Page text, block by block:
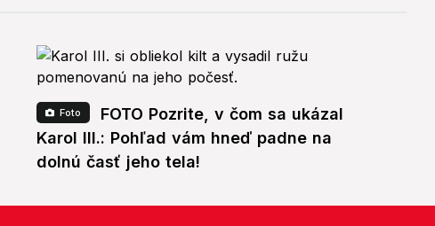
Foto
FOTO Pozrite, v čom sa ukázal
Karol III.: Pohľad vám hneď padne na
dolnú časť jeho tela!